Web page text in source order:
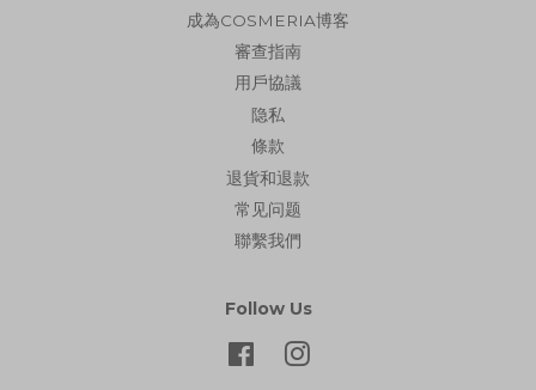
成為COSMERIA博客
審查指南
用戶協議
隐私
條款
退貨和退款
常见问题
聯繫我們
Follow Us
FacebookInstagram